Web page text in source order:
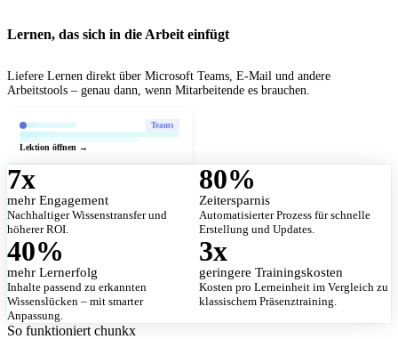
Lernen, das sich in die Arbeit einfügt
Liefere Lernen direkt über Microsoft Teams, E-Mail und andere
Arbeitstools – genau dann, wenn Mitarbeitende es brauchen.
Teams
Lektion öffnen →
7x
mehr Engagement
Nachhaltiger Wissenstransfer und
höherer ROI.
80%
Zeitersparnis
Automatisierter Prozess für schnelle
Erstellung und Updates.
40%
mehr Lernerfolg
Inhalte passend zu erkannten
Wissenslücken – mit smarter
Anpassung.
3x
geringere Trainingskosten
Kosten pro Lerneinheit im Vergleich zu
klassischem Präsenztraining.
So funktioniert chunkx